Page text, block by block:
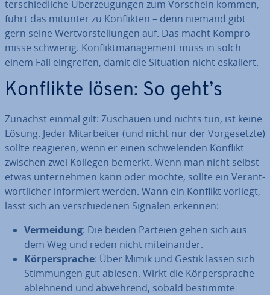
ter­schied­li­che Über­zeu­gun­gen zum Vorschein kommen,
führt das mitunter zu Kon­flik­ten – denn niemand gibt
gern seine Wert­vor­stel­lun­gen auf. Das macht Kom­pro­
mis­se schwierig. Kon­flikt­ma­nage­ment muss in solch
einem Fall ein­grei­fen, damit die Situation nicht eskaliert.
Konflikte lösen: So geht’s
Zunächst einmal gilt: Zuschauen und nichts tun, ist keine
Lösung. Jeder Mit­ar­bei­ter (und nicht nur der Vor­ge­setz­te)
sollte reagieren, wenn er einen schwe­len­den Konflikt
zwischen zwei Kollegen bemerkt. Wenn man nicht selbst
etwas un­ter­neh­men kann oder möchte, sollte ein Ver­ant­
wort­li­cher in­for­miert werden. Wann ein Konflikt vorliegt,
lässt sich an ver­schie­de­nen Signalen erkennen:
Ver­mei­dung: Die beiden Parteien gehen sich aus
dem Weg und reden nicht mit­ein­an­der.
Kör­per­spra­che: Über Mimik und Gestik lassen sich
Stim­mun­gen gut ablesen. Wirkt die Kör­per­spra­che
ablehnend und abwehrend, sobald bestimmte